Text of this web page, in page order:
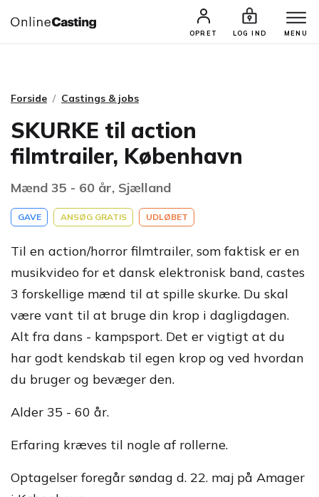
OPRET LOG IND MENU
CASTINGS & JOBS SØG PROFIL
Forside Castings & jobs
SKURKE til action
filmtrailer, København
Mænd 35 - 60 år, Sjælland
GAVE ANSØG GRATIS UDLØBET
Til en action/horror filmtrailer, som faktisk er en
musikvideo for et dansk elektronisk band, castes
3 forskellige mænd til at spille skurke. Du skal
være vant til at bruge din krop i dagligdagen.
Alt fra dans - kampsport. Det er vigtigt at du
har godt kendskab til egen krop og ved hvordan
du bruger og bevæger den.
Alder 35 - 60 år.
Erfaring kræves til nogle af rollerne.
Optagelser foregår søndag d. 22. maj på Amager